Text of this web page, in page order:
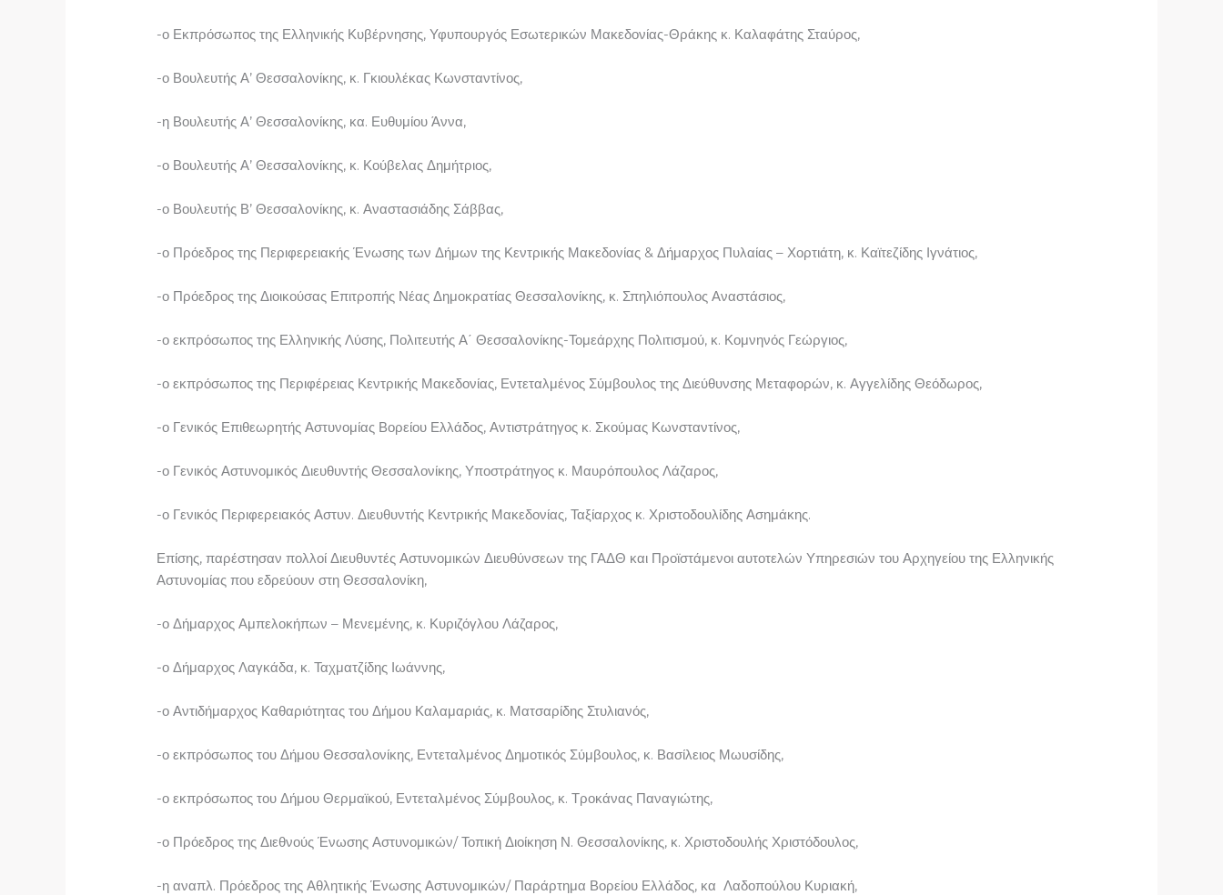
-ο Εκπρόσωπος της Ελληνικής Κυβέρνησης, Υφυπουργός Εσωτερικών Μακεδονίας-Θράκης κ. Καλαφάτης Σταύρος,
-ο Βουλευτής Α’ Θεσσαλονίκης, κ. Γκιουλέκας Κωνσταντίνος,
-η Βουλευτής Α’ Θεσσαλονίκης, κα. Ευθυμίου Άννα,
-ο Βουλευτής Α’ Θεσσαλονίκης, κ. Κούβελας Δημήτριος,
-ο Βουλευτής Β’ Θεσσαλονίκης, κ. Αναστασιάδης Σάββας,
-ο Πρόεδρος της Περιφερειακής Ένωσης των Δήμων της Κεντρικής Μακεδονίας & Δήμαρχος Πυλαίας – Χορτιάτη, κ. Καϊτεζίδης Ιγνάτιος,
-ο Πρόεδρος της Διοικούσας Επιτροπής Νέας Δημοκρατίας Θεσσαλονίκης, κ. Σπηλιόπουλος Αναστάσιος,
-ο εκπρόσωπος της Ελληνικής Λύσης, Πολιτευτής Α΄ Θεσσαλονίκης-Τομεάρχης Πολιτισμού, κ. Κομνηνός Γεώργιος,
-ο εκπρόσωπος της Περιφέρειας Κεντρικής Μακεδονίας, Εντεταλμένος Σύμβουλος της Διεύθυνσης Μεταφορών, κ. Αγγελίδης Θεόδωρος,
-ο Γενικός Επιθεωρητής Αστυνομίας Βορείου Ελλάδος, Αντιστράτηγος κ. Σκούμας Κωνσταντίνος,
-ο Γενικός Αστυνομικός Διευθυντής Θεσσαλονίκης, Υποστράτηγος κ. Μαυρόπουλος Λάζαρος,
-ο Γενικός Περιφερειακός Αστυν. Διευθυντής Κεντρικής Μακεδονίας, Ταξίαρχος κ. Χριστοδουλίδης Ασημάκης.
Επίσης, παρέστησαν πολλοί Διευθυντές Αστυνομικών Διευθύνσεων της ΓΑΔΘ και Προϊστάμενοι αυτοτελών Υπηρεσιών του Αρχηγείου της Ελληνικής
Αστυνομίας που εδρεύουν στη Θεσσαλονίκη,
-ο Δήμαρχος Αμπελοκήπων – Μενεμένης, κ. Κυριζόγλου Λάζαρος,
-ο Δήμαρχος Λαγκάδα, κ. Ταχματζίδης Ιωάννης,
-ο Αντιδήμαρχος Καθαριότητας του Δήμου Καλαμαριάς, κ. Ματσαρίδης Στυλιανός,
-ο εκπρόσωπος του Δήμου Θεσσαλονίκης, Εντεταλμένος Δημοτικός Σύμβουλος, κ. Βασίλειος Μωυσίδης,
-ο εκπρόσωπος του Δήμου Θερμαϊκού, Εντεταλμένος Σύμβουλος, κ. Τροκάνας Παναγιώτης,
-ο Πρόεδρος της Διεθνούς Ένωσης Αστυνομικών/ Τοπική Διοίκηση Ν. Θεσσαλονίκης, κ. Χριστοδουλής Χριστόδουλος,
-η αναπλ. Πρόεδρος της Αθλητικής Ένωσης Αστυνομικών/ Παράρτημα Βορείου Ελλάδος, κα Λαδοπούλου Κυριακή,